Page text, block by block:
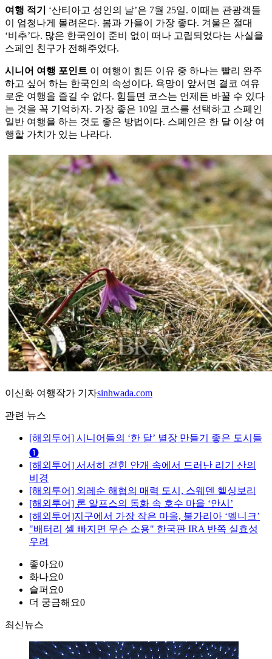
여행 적기
‘산티아고 성인의 날’은 7월 25일. 이때는 관광객들
이 엄청나게 몰려온다. 봄과 가을이 가장 좋다. 겨울은 절대
‘비추’다. 많은 한국인이 준비 없이 떠나 고립되었다는 사실을
스페인 친구가 전해주었다.
시니어 여행 포인트 이 여행이 힘든 이유 중 하나는 빨리 완주
하고 싶어 하는 한국인의 속성이다. 욕망이 앞서면 결코 여유
로운 여행을 즐길 수 없다. 힘들면 코스는 언제든 바꿀 수 있다
는 것을 꼭 기억하자. 가장 좋은 10일 코스를 선택하고 스페인
일반 여행을 하는 것도 좋은 방법이다. 스페인은 한 달 이상 여
행할 가치가 있는 나라다.
이신화 여행작가 기자sinhwada.com
관련 뉴스
[해외투어] 시니어들의 ‘한 달’ 별장 만들기 좋은 도시들
❶
[해외투어] 서서히 걷힌 안개 속에서 드러난 리기 산의
비경
[해외투어] 외레순 해협의 매력 도시, 스웨덴 헬싱보리
[해외투어] 론 알프스의 동화 속 호수 마을 ‘안시’
[해외투어]지구에서 가장 작은 마을, 불가리아 ‘멜니크’
"배터리 셀 빠지면 무슨 소용" 한국판 IRA 반쪽 실효성
우려
좋아요0
화나요0
슬퍼요0
더 궁금해요0
최신뉴스